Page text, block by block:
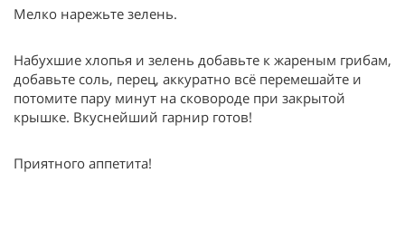
Мелко нарежьте зелень.
Набухшие хлопья и зелень добавьте к жареным грибам,
добавьте соль, перец, аккуратно всё перемешайте и
потомите пару минут на сковороде при закрытой
крышке. Вкуснейший гарнир готов!
Приятного аппетита!